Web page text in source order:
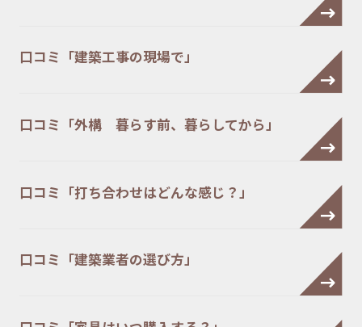
口コミ「建築工事の現場で」
口コミ「外構 暮らす前、暮らしてから」
口コミ「打ち合わせはどんな感じ？」
口コミ「建築業者の選び方」